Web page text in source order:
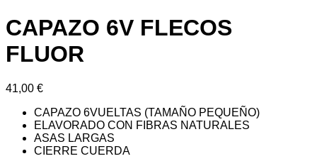
CAPAZO 6V FLECOS
FLUOR
41,00 €
CAPAZO 6VUELTAS (TAMAÑO PEQUEÑO)
ELAVORADO CON FIBRAS NATURALES
ASAS LARGAS
CIERRE CUERDA